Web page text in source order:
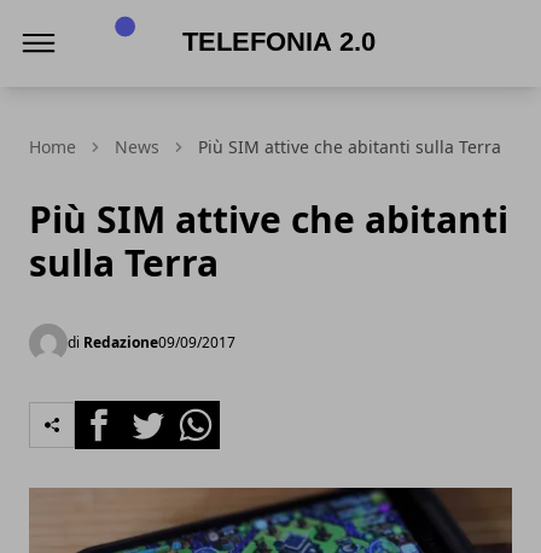
Home News Più SIM attive che abitanti sulla Terra
Più SIM attive che abitanti
sulla Terra
di Redazione09/09/2017
FacebookTwitterWhatsapp